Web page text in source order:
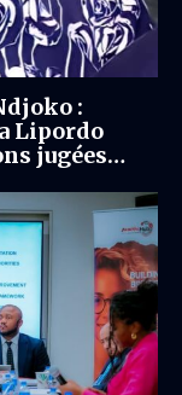
:
Lipordo
jugées